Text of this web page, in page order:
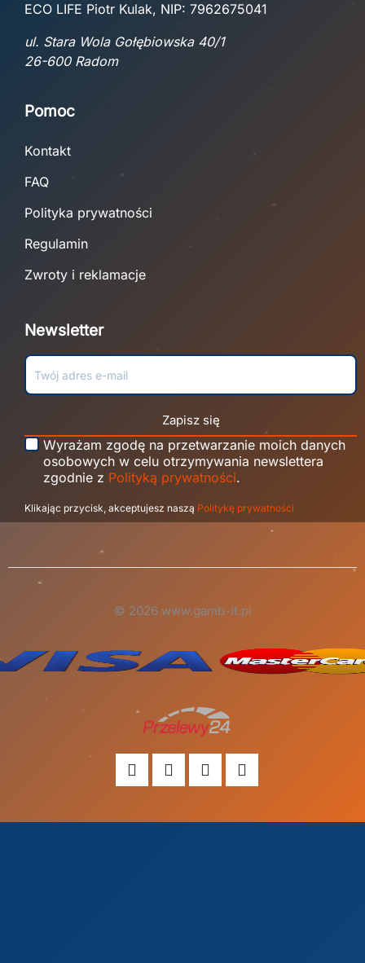
ECO LIFE Piotr Kulak, NIP: 7962675041
ul. Stara Wola Gołębiowska 40/1
26-600 Radom
Pomoc
Kontakt
FAQ
Polityka prywatności
Regulamin
Zwroty i reklamacje
Newsletter
Zapisz się
Wyrażam zgodę na przetwarzanie moich danych
osobowych w celu otrzymywania newslettera
zgodnie z Polityką prywatności.
Klikając przycisk, akceptujesz naszą Politykę prywatności
© 2026 www.gamb-it.pl